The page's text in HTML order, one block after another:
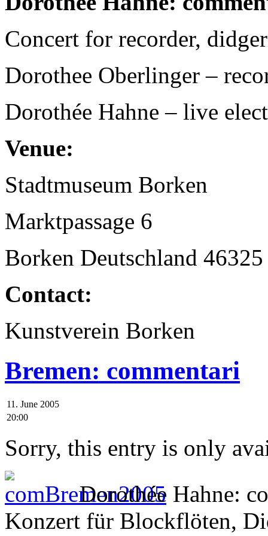
Concert for recorder,
Dorothee Oberlinger –
Dorothée Hahne – live
Venue:
Stadtmuseum Borken
Marktpassage 6
Borken Deutschland 46325
Contact:
Kunstverein Borken
Bremen: commentari
11. June 2005
20:00
Sorry, this entry is only
Dorothée Hahne:
Konzert für Blockflöten,